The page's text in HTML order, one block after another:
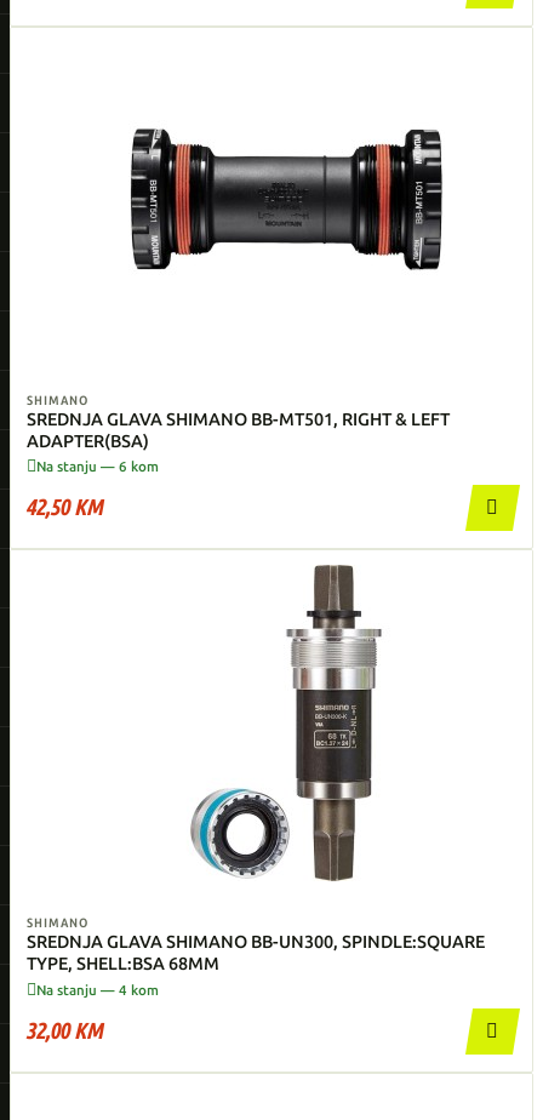
SHIMANO
SREDNJA GLAVA SHIMANO BB-MT501, RIGHT & LEFT
ADAPTER(BSA)
Na stanju — 6 kom
42,50 KM 
SHIMANO
SREDNJA GLAVA SHIMANO BB-UN300, SPINDLE:SQUARE
TYPE, SHELL:BSA 68MM
Na stanju — 4 kom
32,00 KM 